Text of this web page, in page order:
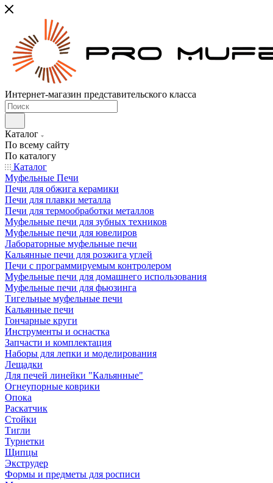
Интернет-магазин представительского класса
Каталог
По всему сайту
По каталогу
Каталог
Муфельные Печи
Печи для обжига керамики
Печи для плавки металла
Печи для термообработки металлов
Муфельные печи для зубных техников
Муфельные печи для ювелиров
Лабораторные муфельные печи
Кальянные печи для розжига углей
Печи с программируемым контролером
Муфельные печи для домашнего использования
Муфельные печи для фьюзинга
Тигельные муфельные печи
Кальянные печи
Гончарные круги
Инструменты и оснастка
Запчасти и комплектация
Наборы для лепки и моделирования
Лещадки
Для печей линейки "Кальянные"
Огнеупорные коврики
Опока
Раскатчик
Стойки
Тигли
Турнетки
Щипцы
Экструдер
Формы и предметы для росписи